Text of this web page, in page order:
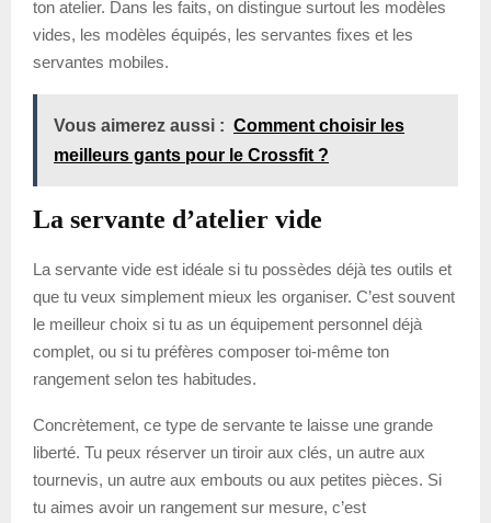
ton atelier. Dans les faits, on distingue surtout les modèles
vides, les modèles équipés, les servantes fixes et les
servantes mobiles.
Vous aimerez aussi : Comment choisir les
meilleurs gants pour le Crossfit ?
La servante d’atelier vide
La servante vide est idéale si tu possèdes déjà tes outils et
que tu veux simplement mieux les organiser. C’est souvent
le meilleur choix si tu as un équipement personnel déjà
complet, ou si tu préfères composer toi-même ton
rangement selon tes habitudes.
Concrètement, ce type de servante te laisse une grande
liberté. Tu peux réserver un tiroir aux clés, un autre aux
tournevis, un autre aux embouts ou aux petites pièces. Si
tu aimes avoir un rangement sur mesure, c’est